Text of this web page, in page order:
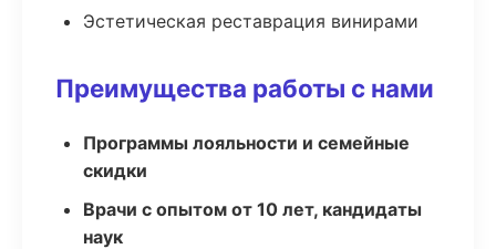
Эстетическая реставрация винирами
Преимущества работы с нами
Программы лояльности и семейные
скидки
Врачи с опытом от 10 лет, кандидаты
наук